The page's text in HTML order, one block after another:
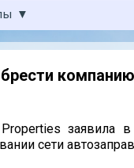
▼
компанию
заявила в
сети